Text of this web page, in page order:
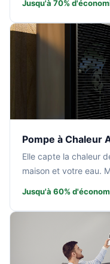
Jusqu'à 70%
Pompe à Chaleur
Elle capte la chaleur
maison et votre eau.
Jusqu'à 60%